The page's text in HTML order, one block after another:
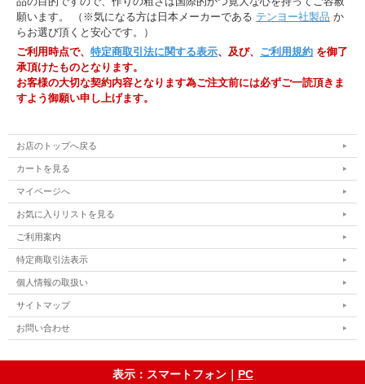
願います。 （※気になる方は日本メーカーである テンヨー社製品 か
らお選び頂くと安心です。）
ご利用時点で、 特定商取引法に関する表示、及び、 ご利用規約 を御了
承頂けたものとなります。
お客様の大切な契約内容となります為ご注文前には必ずご一読頂きま
すよう御願い申し上げます。
お店のトップへ戻る
カートを見る
マイページへ
お気に入りリストを見る
ご利用案内
特定商取引法表示
個人情報の取扱い
サイトマップ
お問い合わせ
表示：スマートフォン｜ PC